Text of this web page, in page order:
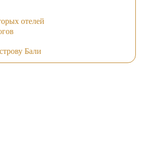
отелей
Бали